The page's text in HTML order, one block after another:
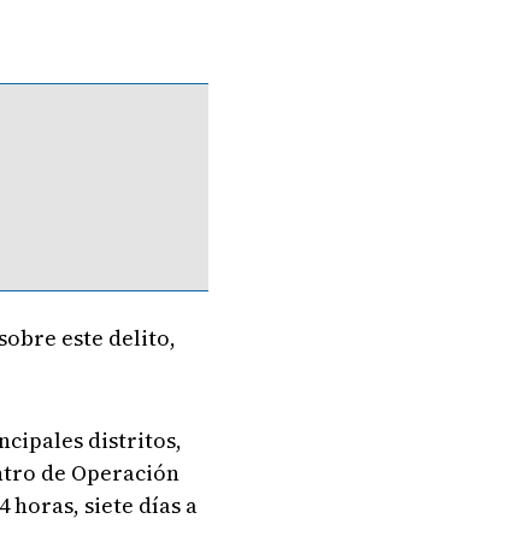
este delito,
distritos,
de Operación
horas, siete días a